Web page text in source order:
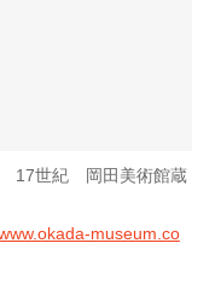
期 17世紀 岡田美術館蔵
museum.co